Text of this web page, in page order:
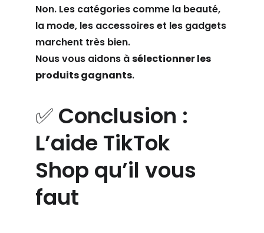
Non. Les catégories comme la beauté,
la mode, les accessoires et les gadgets
marchent très bien.
Nous vous aidons à sélectionner les
produits gagnants.
✅ Conclusion :
L’aide TikTok
Shop qu’il vous
faut